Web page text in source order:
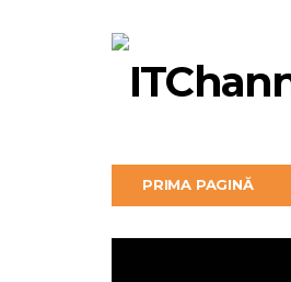
PRIMA PAGINĂ